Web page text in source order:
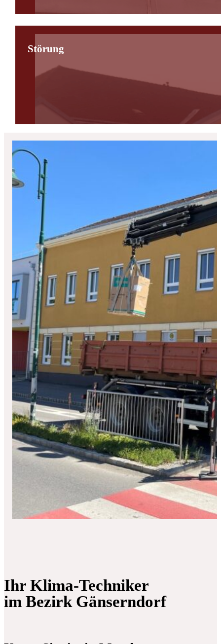
Störung
Ihr Klima-Techniker
im Bezirk Gänserndorf